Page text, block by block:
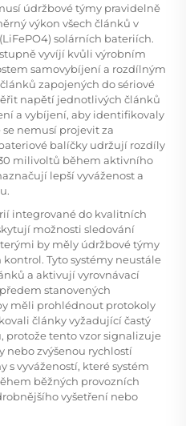
údržbové týmy pravidelně
výkon všech článků v
solárních bateriích.
vyvíjí kvůli výrobním
samovybíjení a rozdílným
zapojených do sériové
napětí jednotlivých článků
a vybíjení, aby identifikovaly
nemusí projevit za
balíčky udržují rozdíly
milivoltů během aktivního
lepší vyváženost a
integrované do kvalitních
možnosti sledování
by měly údržbové týmy
Tyto systémy neustále
a aktivují vyrovnávací
stanovených
měli prohlédnout protokoly
články vyžadující častý
protože tento vzor signalizuje
nebo zvýšenou rychlostí
s vyvážeností, které systém
běžných provozních
vyšetření nebo